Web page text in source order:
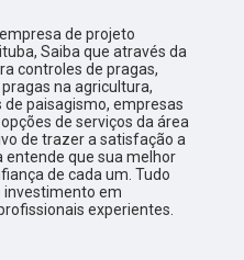
de projeto
Saiba que através da
controles de pragas,
na agricultura,
paisagismo, empresas
de serviços da área
de trazer a satisfação a
entende que sua melhor
de cada um. Tudo
investimento em
experientes.